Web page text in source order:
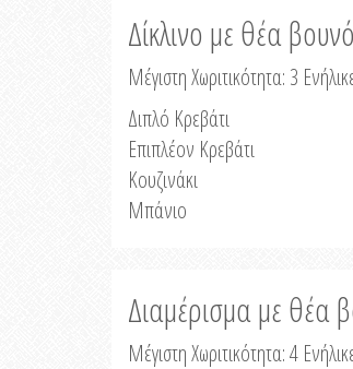
Δίκλινο με θέα βουνό
Μέγιστη Χωριτικότητα: 3
Διπλό Κρεβάτι
Επιπλέον Κρεβάτι
Κουζινάκι
Μπάνιο
Διαμέρισμα με θέα
Μέγιστη Χωριτικότητα: 4